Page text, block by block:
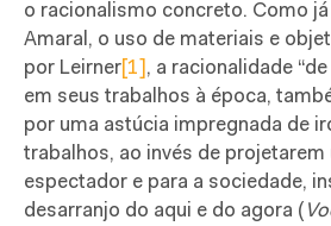
o racionalismo concreto. Como
Amaral, o uso de materiais e
por Leirner [1] , a racionalidade
em seus trabalhos à época,
por uma astúcia impregnada de
trabalhos, ao invés de projetarem
espectador e para a sociedade,
desarranjo do aqui e do agora (